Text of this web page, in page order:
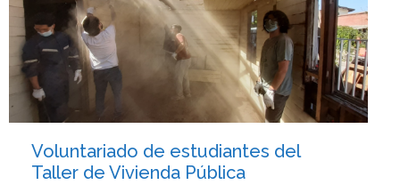
Voluntariado de estudiantes del
Taller de Vivienda Pública